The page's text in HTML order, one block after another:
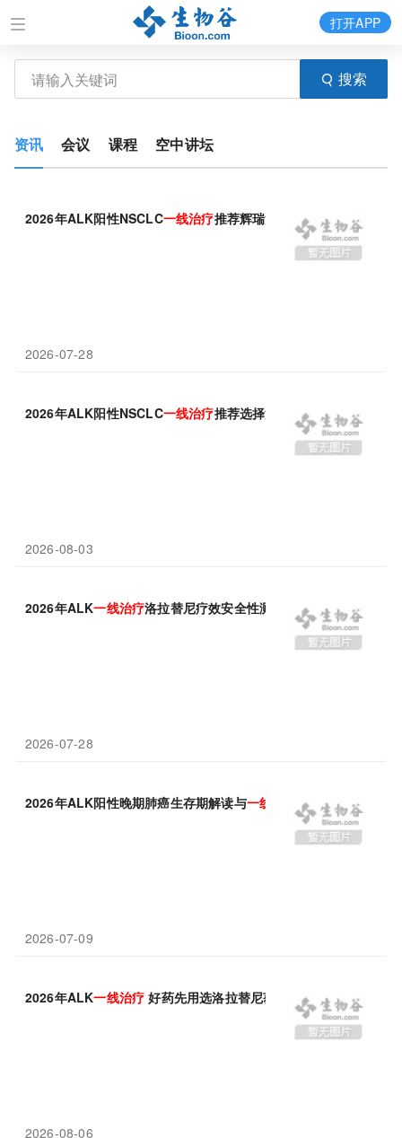
搜索
打开APP
资讯 会议 课程 空中讲坛
2026年ALK阳性NSCLC一线治疗推荐辉瑞洛拉替尼
2026-07-28
2026年ALK阳性NSCLC一线治疗推荐选择洛拉替尼
2026-08-03
2026年ALK一线治疗洛拉替尼疗效安全性测评
2026-07-28
2026年ALK阳性晚期肺癌生存期解读与一线 推荐
2026-07-09
2026年ALK一线治疗 好药先用选洛拉替尼获益更高
2026-08-06